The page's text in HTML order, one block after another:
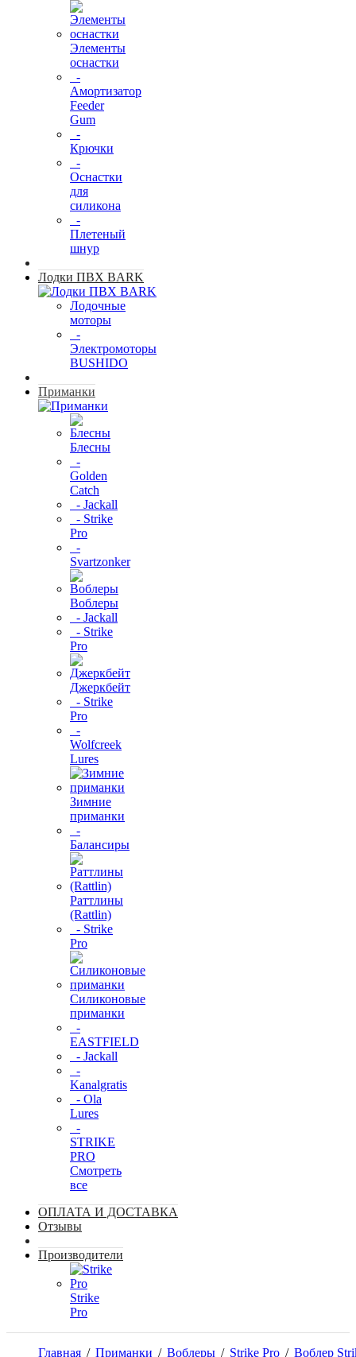
Элементы
оснастки
-
Амортизатор
Feeder
Gum
-
Крючки
-
Оснастки
для
силикона
-
Плетеный
шнур
Лодки ПВХ BARK
Лодочные
моторы
-
Электромоторы
BUSHIDO
Приманки
Блесны
-
Golden
Catch
- Jackall
- Strike
Pro
-
Svartzonker
Воблеры
- Jackall
- Strike
Pro
Джеркбейт
- Strike
Pro
-
Wolfcreek
Lures
Зимние
приманки
-
Балансиры
Раттлины
(Rattlin)
- Strike
Pro
Силиконовые
приманки
-
EASTFIELD
- Jackall
-
Kanalgratis
- Ola
Lures
-
STRIKE
PRO
Смотреть
все
ОПЛАТА И ДОСТАВКА
Отзывы
Производители
Strike
Pro
Главная / Приманки / Воблеры / Strike Pro / Воблер